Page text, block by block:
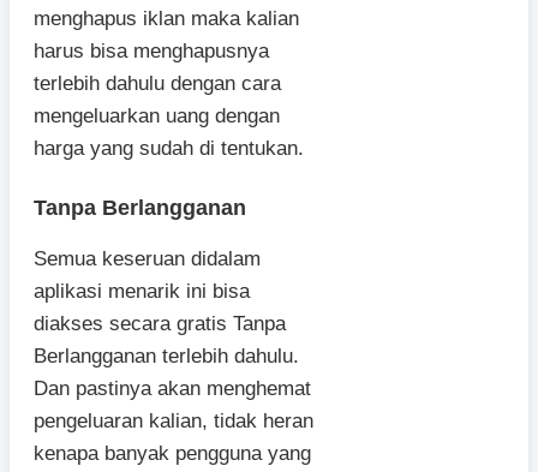
menghapus iklan maka kalian
harus bisa menghapusnya
terlebih dahulu dengan cara
mengeluarkan uang dengan
harga yang sudah di tentukan.
Tanpa Berlangganan
Semua keseruan didalam
aplikasi menarik ini bisa
diakses secara gratis Tanpa
Berlangganan terlebih dahulu.
Dan pastinya akan menghemat
pengeluaran kalian, tidak heran
kenapa banyak pengguna yang